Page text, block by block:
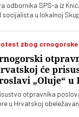
odbornika SPS-a iz
socijalista u lokalnoj
Jedan od njih
je „SNS u Kniću nasilna
više, da sarađuju.
kaže da je
od izvornih
ne samo na lokalu,
a
zbog crnogorske
će
„Oluje“ u
otpravnika
u Hrvatskoj